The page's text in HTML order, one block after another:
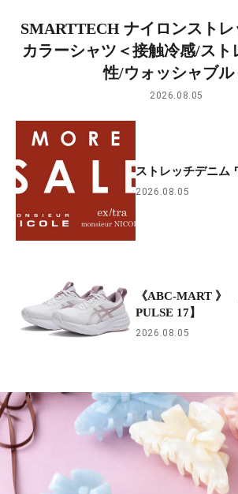
SMARTTECH ナイロンスト
カラーシャツ＜接触冷感/スト
性/ウォッシャブル
2026.08.05
ストレッチデニム
2026.08.05
《ABC-MART 》
PULSE 17】
2026.08.05